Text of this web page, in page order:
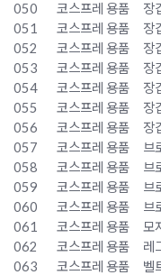
050
코스프레 용품
장
051
코스프레 용품
장
052
코스프레 용품
장
053
코스프레 용품
장
054
코스프레 용품
장
055
코스프레 용품
장
056
코스프레 용품
장
057
코스프레 용품
브
058
코스프레 용품
브
059
코스프레 용품
브
060
코스프레 용품
브
061
코스프레 용품
모
062
코스프레 용품
레
063
코스프레 용품
벨